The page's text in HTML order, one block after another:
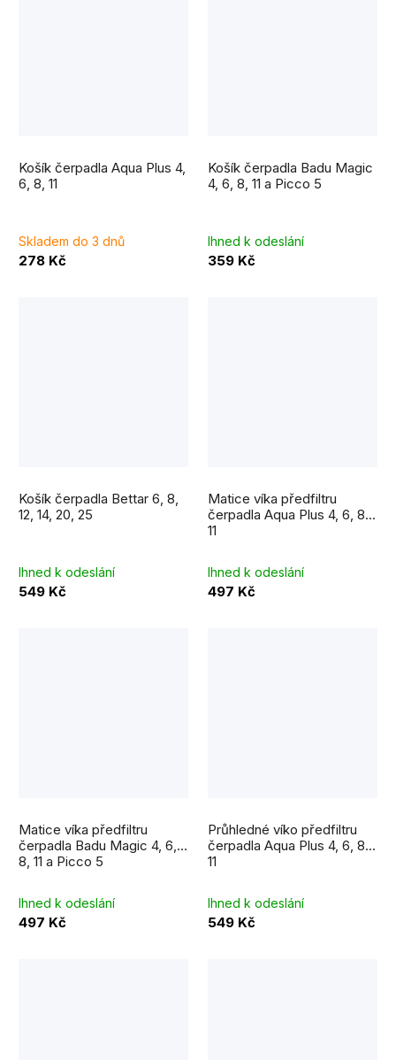
Košík čerpadla Aqua Plus 4,
6, 8, 11
Skladem do 3 dnů
278 Kč
Košík čerpadla Badu Magic
4, 6, 8, 11 a Picco 5
Ihned k odeslání
359 Kč
Košík čerpadla Bettar 6, 8,
12, 14, 20, 25
Ihned k odeslání
549 Kč
Matice víka předfiltru
čerpadla Aqua Plus 4, 6, 8,
11
Ihned k odeslání
497 Kč
Matice víka předfiltru
čerpadla Badu Magic 4, 6,
8, 11 a Picco 5
hodnocení
produktu
je
5,0
z
Ihned k odeslání
497 Kč
Průhledné víko předfiltru
čerpadla Aqua Plus 4, 6, 8,
11
Ihned k odeslání
549 Kč